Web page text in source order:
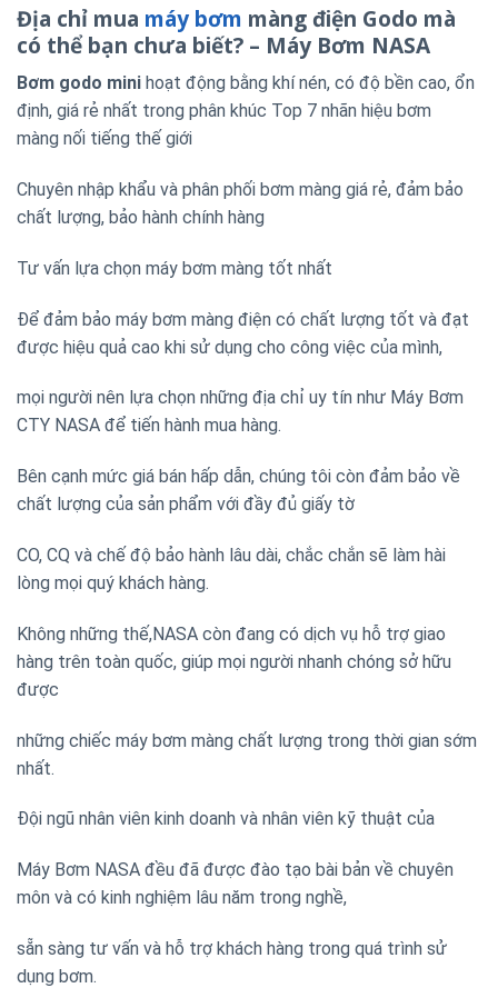
Địa chỉ mua máy bơm màng điện Godo mà
có thể bạn chưa biết? – Máy Bơm NASA
Bơm godo mini hoạt động bằng khí nén, có độ bền cao, ổn
định, giá rẻ nhất trong phân khúc Top 7 nhãn hiệu bơm
màng nối tiếng thế giới
Chuyên nhập khẩu và phân phối bơm màng giá rẻ, đảm bảo
chất lượng, bảo hành chính hàng
Tư vấn lựa chọn máy bơm màng tốt nhất
Để đảm bảo máy bơm màng điện có chất lượng tốt và đạt
được hiệu quả cao khi sử dụng cho công việc của mình,
mọi người nên lựa chọn những địa chỉ uy tín như Máy Bơm
CTY NASA để tiến hành mua hàng.
Bên cạnh mức giá bán hấp dẫn, chúng tôi còn đảm bảo về
chất lượng của sản phẩm với đầy đủ giấy tờ
CO, CQ và chế độ bảo hành lâu dài, chắc chắn sẽ làm hài
lòng mọi quý khách hàng.
Không những thế,NASA còn đang có dịch vụ hỗ trợ giao
hàng trên toàn quốc, giúp mọi người nhanh chóng sở hữu
được
những chiếc máy bơm màng chất lượng trong thời gian sớm
nhất.
Đội ngũ nhân viên kinh doanh và nhân viên kỹ thuật của
Máy Bơm NASA đều đã được đào tạo bài bản về chuyên
môn và có kinh nghiệm lâu năm trong nghề,
sẵn sàng tư vấn và hỗ trợ khách hàng trong quá trình sử
dụng bơm.